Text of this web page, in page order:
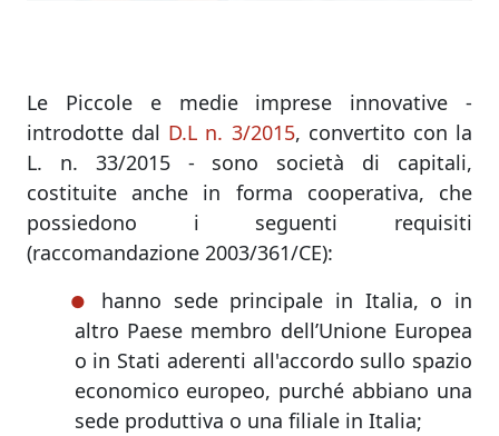
Le Piccole e medie imprese innovative -
introdotte dal D.L n. 3/2015, convertito con la
L. n. 33/2015 - sono società di capitali,
costituite anche in forma cooperativa, che
possiedono i seguenti requisiti
(raccomandazione 2003/361/CE):
hanno sede principale in Italia, o in
altro Paese membro dell’Unione Europea
o in Stati aderenti all'accordo sullo spazio
economico europeo, purché abbiano una
sede produttiva o una filiale in Italia;